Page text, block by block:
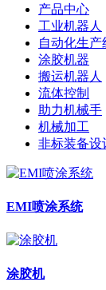
产品中心
工业机器人
自动化生产
涂胶机器
搬运机器人
流体控制
助力机械手
机械加工
非标装备设
EMI喷涂系统
涂胶机